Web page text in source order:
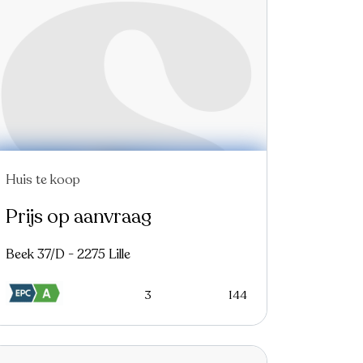
Huis te koop
Prijs op aanvraag
Beek 37/D - 2275 Lille
3 144